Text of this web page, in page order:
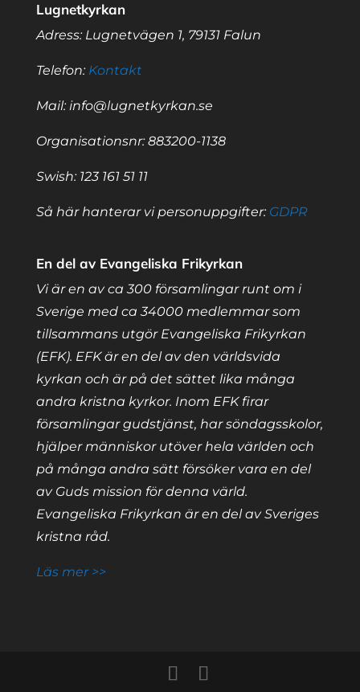
Lugnetkyrkan
Adress: Lugnetvägen 1, 79131 Falun
Telefon: Kontakt
Mail: info@lugnetkyrkan.se
Organisationsnr: 883200-1138
Swish: 123 161 51 11
Så här hanterar vi personuppgifter: GDPR
En del av Evangeliska Frikyrkan
Vi är en av ca 300 församlingar runt om i
Sverige med ca 34000 medlemmar som
tillsammans utgör Evangeliska Frikyrkan
(EFK). EFK är en del av den världsvida
kyrkan och är på det sättet lika många
andra kristna kyrkor. Inom EFK firar
församlingar gudstjänst, har söndagsskolor,
hjälper människor utöver hela världen och
på många andra sätt försöker vara en del
av Guds mission för denna värld.
Evangeliska Frikyrkan är en del av Sveriges
kristna råd.
Läs mer >>